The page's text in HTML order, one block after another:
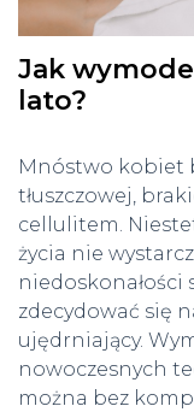
Jak
lato?
Mnóstwo kobiet
tłuszczowej,
cellulitem.
życia nie
niedoskonałości
zdecydować się
ujędrniający.
nowoczesnych
można bez